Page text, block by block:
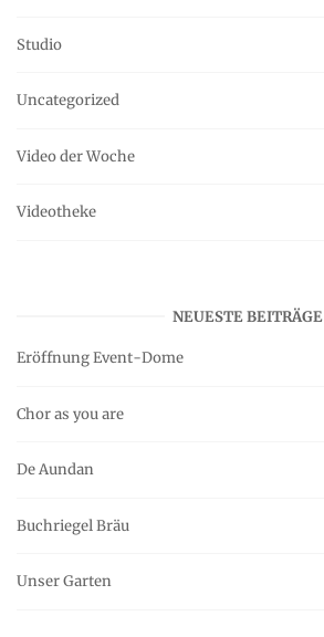
Studio
Uncategorized
Video der Woche
Videotheke
NEUESTE BEITRÄGE
Eröffnung Event-Dome
Chor as you are
De Aundan
Buchriegel Bräu
Unser Garten